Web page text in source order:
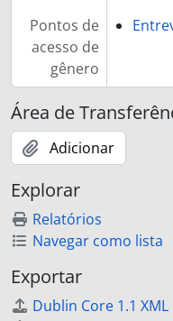
Pontos de
acesso de
gênero
Área de
Adicionar
Explorar
Relatórios
Navegar como lista
Exportar
Dublin Core 1.1 XML